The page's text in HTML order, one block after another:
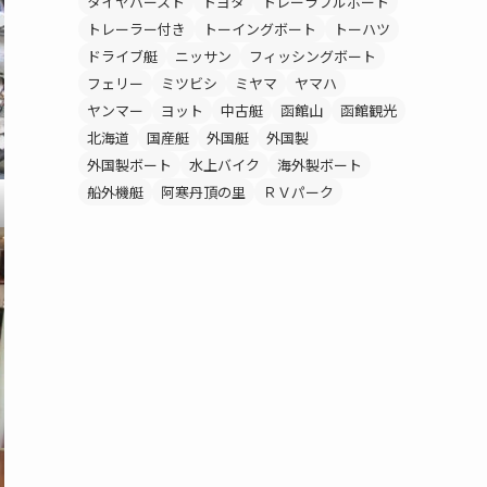
トレーラー付き
トーイングボート
トーハツ
ドライブ艇
ニッサン
フィッシングボート
フェリー
ミツビシ ミヤマ
ヤマハ
ヤンマー
ヨット 中古艇 函館山
函館観光
北海道
国産艇 外国艇
外国製
外国製ボート
水上バイク
海外製ボート
船外機艇
阿寒丹頂の里 ＲＶパーク